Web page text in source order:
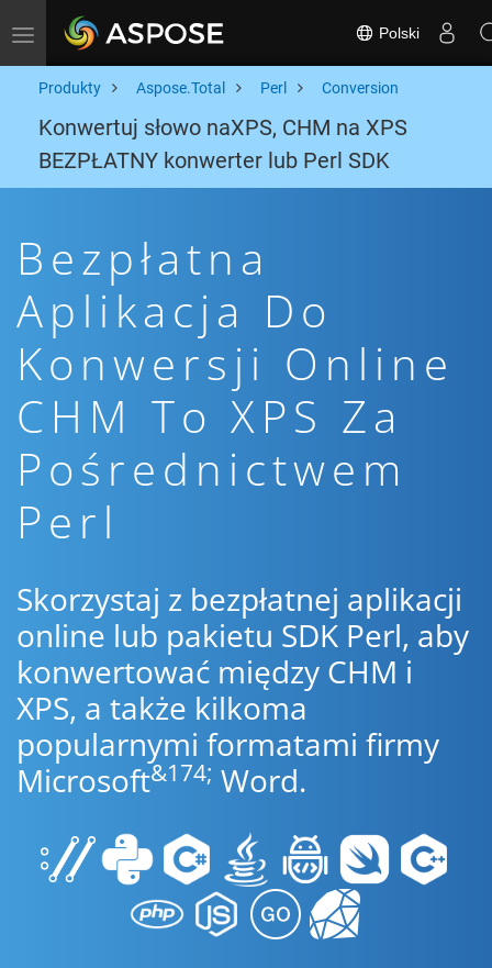
Toggle navigation Polski
Produkty Aspose.Total Perl Conversion
Konwertuj słowo naXPS, CHM na XPS
BEZPŁATNY konwerter lub Perl SDK
Bezpłatna
Aplikacja Do
Konwersji Online
CHM To XPS Za
Pośrednictwem
Perl
Skorzystaj z bezpłatnej aplikacji
online lub pakietu SDK Perl, aby
konwertować między CHM i
XPS, a także kilkoma
popularnymi formatami firmy
Microsoft&174; Word.